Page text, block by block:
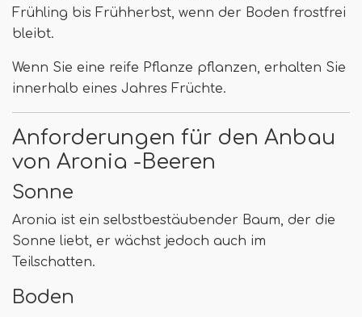
Frühling bis Frühherbst, wenn der Boden frostfrei
bleibt.
Wenn Sie eine reife Pflanze pflanzen, erhalten Sie
innerhalb eines Jahres Früchte.
Anforderungen für den Anbau
von Aronia -Beeren
Sonne
Aronia ist ein selbstbestäubender Baum, der die
Sonne liebt, er wächst jedoch auch im
Teilschatten.
Boden